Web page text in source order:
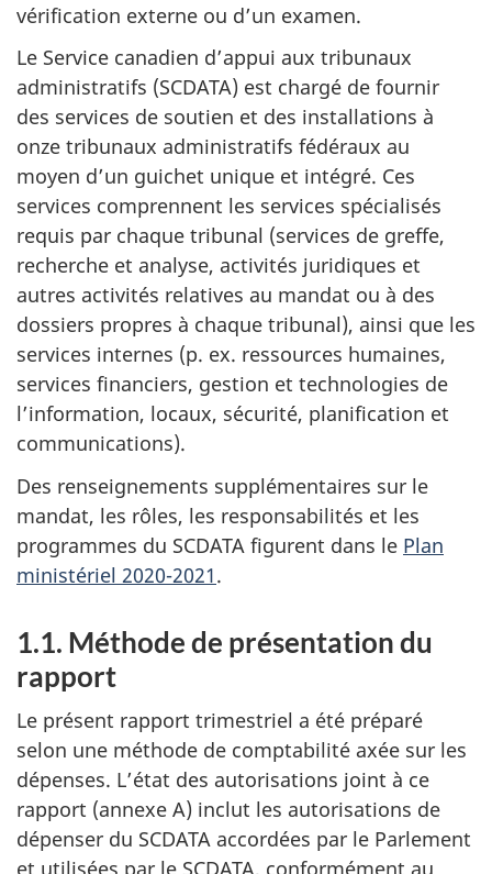
vérification externe ou d’un examen.
Le Service canadien d’appui aux tribunaux
administratifs (SCDATA) est chargé de fournir
des services de soutien et des installations à
onze tribunaux administratifs fédéraux au
moyen d’un guichet unique et intégré. Ces
services comprennent les services spécialisés
requis par chaque tribunal (services de greffe,
recherche et analyse, activités juridiques et
autres activités relatives au mandat ou à des
dossiers propres à chaque tribunal), ainsi que les
services internes (p. ex. ressources humaines,
services financiers, gestion et technologies de
l’information, locaux, sécurité, planification et
communications).
Des renseignements supplémentaires sur le
mandat, les rôles, les responsabilités et les
programmes du SCDATA figurent dans le Plan
ministériel 2020-2021.
1.1. Méthode de présentation du
rapport
Le présent rapport trimestriel a été préparé
selon une méthode de comptabilité axée sur les
dépenses. L’état des autorisations joint à ce
rapport (annexe A) inclut les autorisations de
dépenser du SCDATA accordées par le Parlement